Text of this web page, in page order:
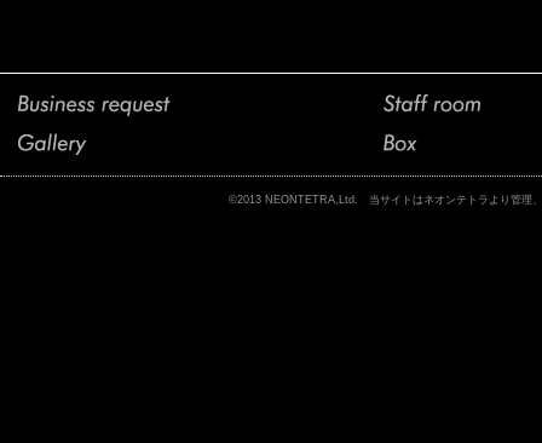
©2013 NEONTETRA,Ltd. 当サイトはネオンテトラより管理